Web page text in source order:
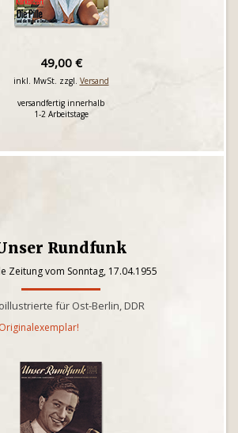
49,00 €
inkl. MwSt. zzgl. Versand
versandfertig innerhalb
1-2 Arbeitstage
Rundfunk
Zeitung vom Sonntag, 17.04.1955
für Ost-Berlin, DDR